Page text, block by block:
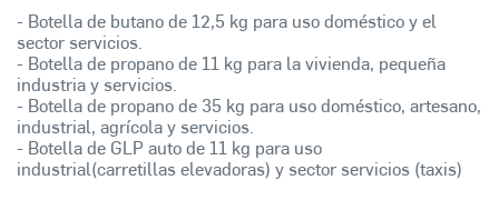
- Botella de butano de 12,5 kg para uso doméstico y el
sector servicios.
- Botella de propano de 11 kg para la vivienda, pequeña
industria y servicios.
- Botella de propano de 35 kg para uso doméstico, artesano,
industrial, agrícola y servicios.
- Botella de GLP auto de 11 kg para uso
industrial(carretillas elevadoras) y sector servicios (taxis)